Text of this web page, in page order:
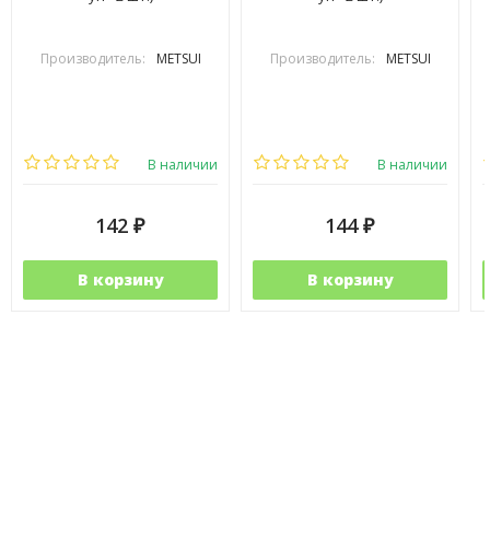
Производитель: METSUI
В наличии
142 ₽
В корзину
Производитель: METSUI
В наличии
144 ₽
В корзину